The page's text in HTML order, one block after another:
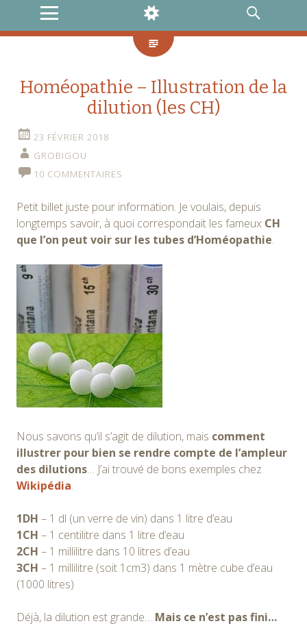
MENU
WIDGETS
RECHERCHE
Homéopathie – Illustration de la
dilution (les CH)
23 FÉVRIER 2018
GROBIGOU
10 COMMENTAIRES
Petit billet juste pour information. Je voulais, depuis
longtemps savoir, à quoi correspondait les fameux CH
que l’on peut voir sur les tubes d’Homéopathie.
Nous savons qu’il s’agit de dilution, mais comment
illustrer pour bien se rendre compte de l’ampleur
des dilutions… J’ai trouvé de bons exemples chez
Wikipédia.
1DH – 1 dl (un verre de vin) dans 1 litre d’eau
1CH – 1 centilitre dans 1 litre d’eau
2CH – 1 millilitre dans 10 litres d’eau
3CH – 1 millilitre (soit 1cm3) dans 1 mètre cube d’eau
(1000 litres)
Déjà, la dilution est grande… Mais ce n’est pas fini…